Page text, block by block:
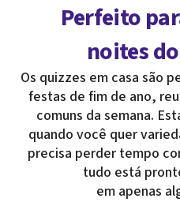
Perfeito
noites
Os quizzes em casa são
festas de fim de ano,
comuns da semana.
quando você quer
precisa perder tempo
tudo está
em apenas